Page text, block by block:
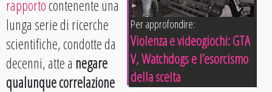
Per approfondire:
Violenza e videogiochi: GTA
V, Watchdogs e l’esorcismo
della scelta
rapportocontenente una
lunga serie di ricerche
scientifiche, condotte da
decenni, atte a negare
qualunque correlazione